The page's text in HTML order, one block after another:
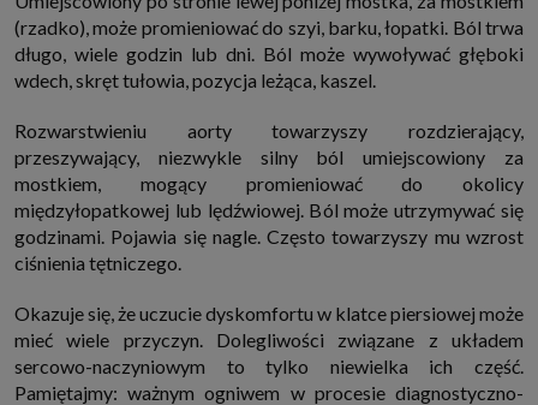
(rzadko), może promieniować do szyi, barku, łopatki. Ból trwa
długo, wiele godzin lub dni. Ból może wywoływać głęboki
wdech, skręt tułowia, pozycja leżąca, kaszel.
Rozwarstwieniu aorty towarzyszy rozdzierający,
przeszywający, niezwykle silny ból umiejscowiony za
mostkiem, mogący promieniować do okolicy
międzyłopatkowej lub lędźwiowej. Ból może utrzymywać się
godzinami. Pojawia się nagle. Często towarzyszy mu wzrost
ciśnienia tętniczego.
Okazuje się, że uczucie dyskomfortu w klatce piersiowej może
mieć wiele przyczyn. Dolegliwości związane z układem
sercowo-naczyniowym to tylko niewielka ich część.
Pamiętajmy: ważnym ogniwem w procesie diagnostyczno-